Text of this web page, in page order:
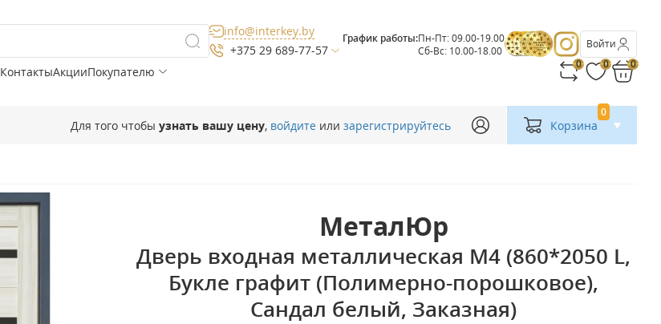
Войти
info@interkey.by
+375 29 689-77-57
График работы:Пн-Пт: 09.00-19.00
Сб-Вс: 10.00-18.00
КонтактыАкцииПокупателю 0 0 0
Для того чтобы узнать вашу цену, войдите или зарегистрируйтесь Корзина
0
МеталЮр
Дверь входная металлическая М4 (860*2050 L,
Букле графит (Полимерно-порошковое),
Сандал белый, Заказная)